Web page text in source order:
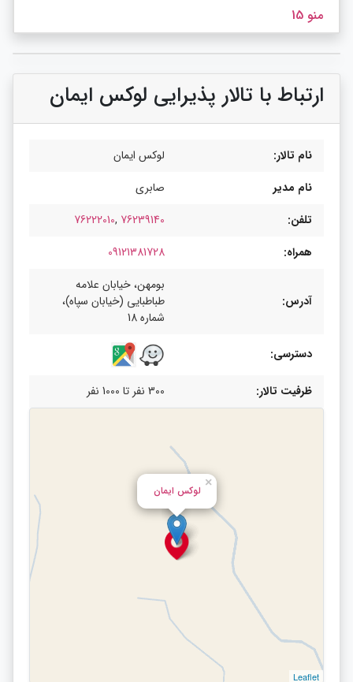
منو 15
ارتباط با تالار پذیرایی لوکس ایمان
نام تالار:
لوکس ایمان
نام مدیر
صابری
تلفن:
76239140
,
76222010
همراه:
09121381728
آدرس:
بومهن، خیابان علامه
طباطبایی (خیابان سپاه)،
شماره 18
دسترسی:
ظرفیت تالار: 300 نفر تا 1000 نفر
لوکس ایمان
×
Leaflet